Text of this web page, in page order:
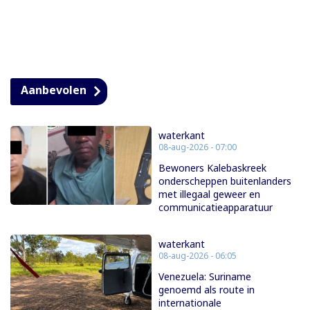
Aanbevolen
waterkant
08-aug-2026 - 07:00
Bewoners Kalebaskreek
onderscheppen buitenlanders
met illegaal geweer en
communicatieapparatuur
waterkant
08-aug-2026 - 06:05
Venezuela: Suriname
genoemd als route in
internationale